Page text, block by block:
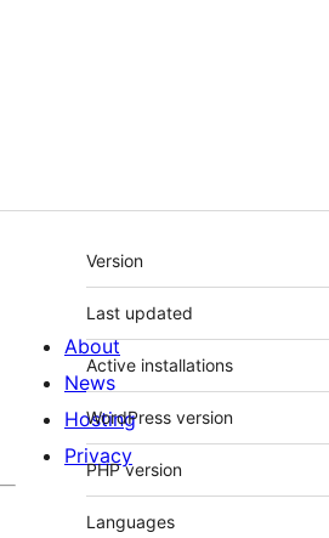
ཟུར་
བརྗོད།
Version
Last updated
Active installations
WordPress version
PHP version
Languages
About
News
Hosting
Privacy